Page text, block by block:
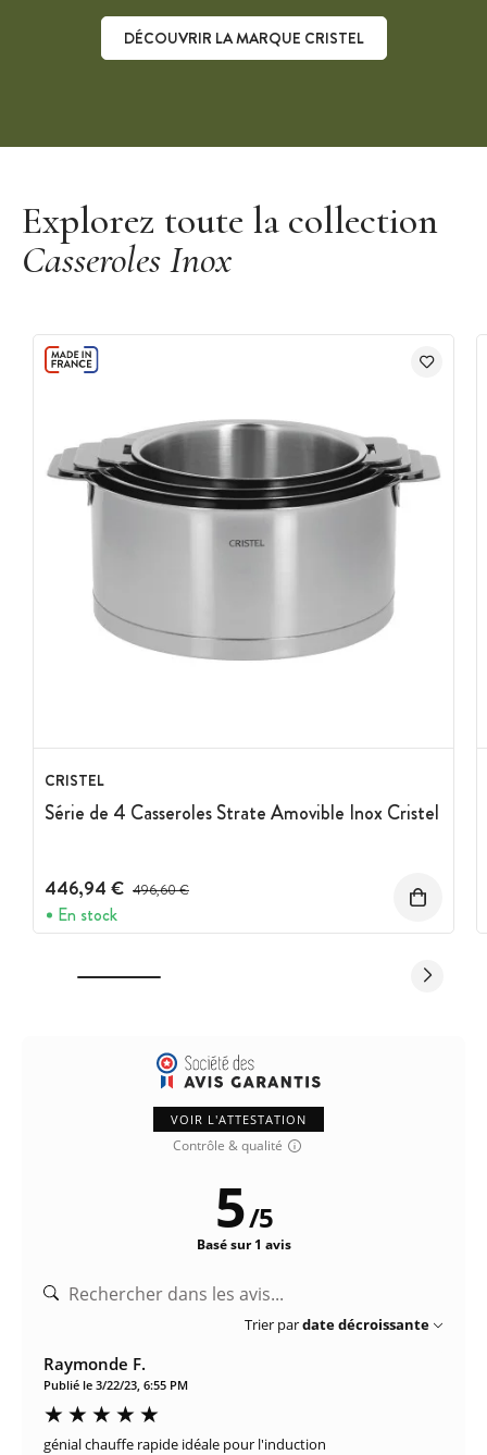
DÉCOUVRIR LA MARQUE CRISTEL
Explorez toute la collection
Casseroles Inox
CRISTEL
Série de 4 Casseroles Strate Amovible Inox Cristel
446,94 € Prix avant réduction :
496,60 €
En stock
VOIR L'ATTESTATION
Contrôle & qualité
5/5
Basé sur 1 avis
Trier pardate décroissante
Raymonde F.
Publié le 3/22/23, 6:55 PM
génial chauffe rapide idéale pour l'induction